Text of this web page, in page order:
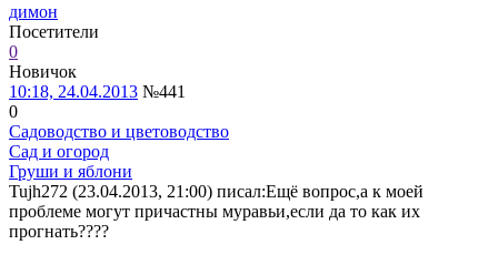
димон
Посетители
0
Новичок
10:18, 24.04.2013 №441
0
Садоводство и цветоводство
Сад и огород
Груши и яблони
Tujh272 (23.04.2013, 21:00) писал:Ещё вопрос,а к моей
проблеме могут причастны муравьи,если да то как их
прогнать????